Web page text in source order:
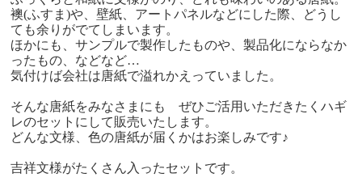
襖(ふすま)や、壁紙、アートパネルなどにした際、どうし
ても余りがでてしまいます。
ほかにも、サンプルで製作したものや、製品化にならなか
ったもの、などなど…
気付けば会社は唐紙で溢れかえっていました。
そんな唐紙をみなさまにも ぜひご活用いただきたくハギ
レのセットにして販売いたします。
どんな文様、色の唐紙が届くかはお楽しみです♪
吉祥文様がたくさん入ったセットです。